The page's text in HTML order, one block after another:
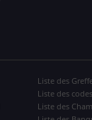
Liste des
Liste des
Liste des